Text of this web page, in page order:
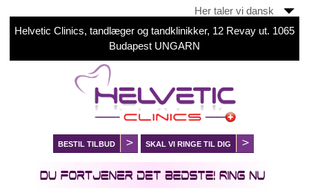
Helvetic Clinics, tandlæger og tandklinikker, 12 Revay ut. 1065
Budapest UNGARN
Her taler vi dansk
BESTIL TILBUD SKAL VI RINGE TIL DIG